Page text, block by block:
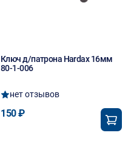
Ключ д/патрона Hardax 16мм
80-1-006
нет отзывов
150 ₽